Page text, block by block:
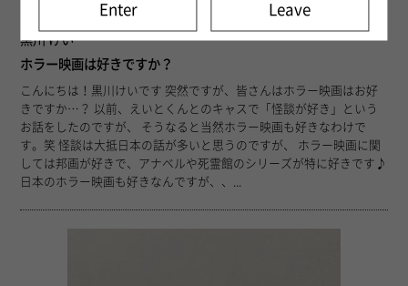
26年08月07日 14時34分
黒川 けい
ホラー映画は好きですか？
こんにちは！黒川けいです 突然ですが、皆さんはホラー映画はお好
きですか…？ 以前、えいとくんとのキャスで「怪談が好き」という
お話をしたのですが、 そうなると当然ホラー映画も好きなわけで
す。笑 怪談は大抵日本の話が多いと思うのですが、 ホラー映画に関
しては邦画が好きで、アナベルや死霊館のシリーズが特に好きです♪
日本のホラー映画も好きなんですが、、...
Enter Leave